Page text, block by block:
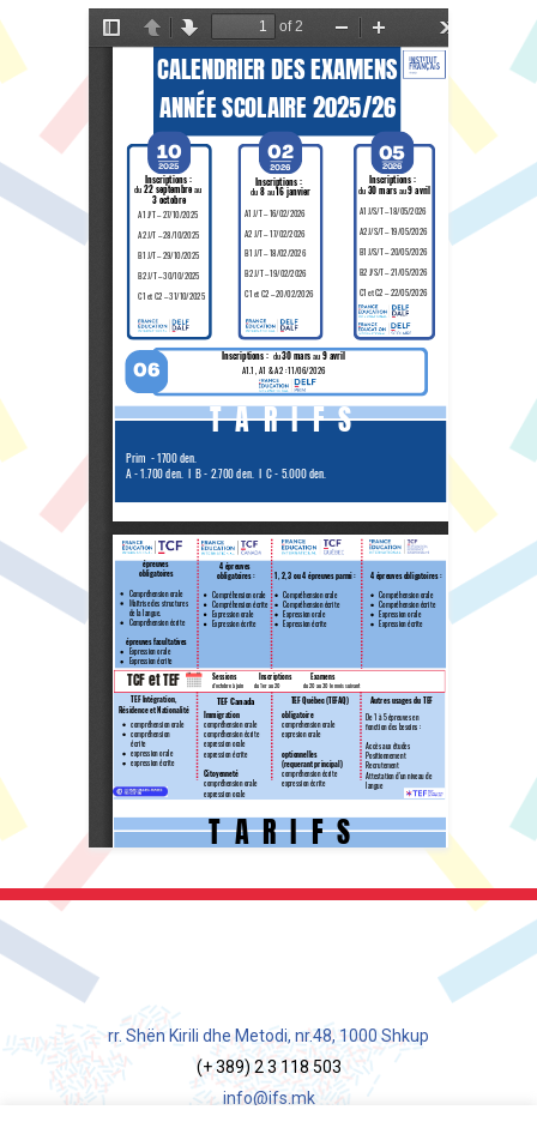
rr. Shën Kirili dhe Metodi, nr.48, 1000 Shkup
(+ 389) 2 3 118 503
info@ifs.mk